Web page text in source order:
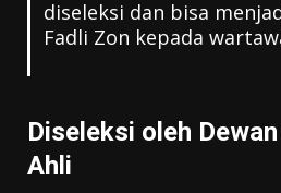
diseleksi dan bisa
Fadli Zon kepada
Diseleksi oleh
Ahli